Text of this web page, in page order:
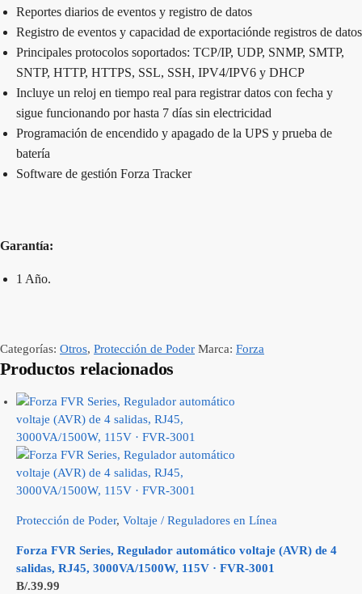
Reportes diarios de eventos y registro de datos
Registro de eventos y capacidad de exportaciónde registros de datos
Principales protocolos soportados: TCP/IP, UDP, SNMP, SMTP,
SNTP, HTTP, HTTPS, SSL, SSH, IPV4/IPV6 y DHCP
Incluye un reloj en tiempo real para registrar datos con fecha y
sigue funcionando por hasta 7 días sin electricidad
Programación de encendido y apagado de la UPS y prueba de
batería
Software de gestión Forza Tracker
Garantía:
1 Año.
Categorías: Otros, Protección de Poder Marca: Forza
Productos relacionados
Protección de Poder, Voltaje / Reguladores en Línea
Forza FVR Series, Regulador automático voltaje (AVR) de 4
salidas, RJ45, 3000VA/1500W, 115V · FVR-3001
B/.39.99